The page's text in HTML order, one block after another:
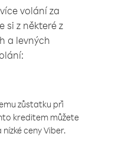
volání za
si z některé z
a levných
zůstatku při
kreditem můžete
ceny Viber.